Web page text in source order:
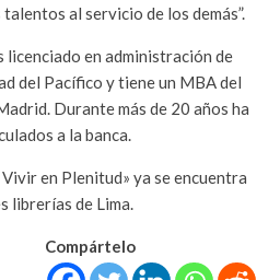
al servicio de los demás”.
en administración de
del Pacífico y tiene un MBA del
Durante más de 20 años ha
a la banca.
en Plenitud» ya se encuentra
librerías de Lima.
Compártelo